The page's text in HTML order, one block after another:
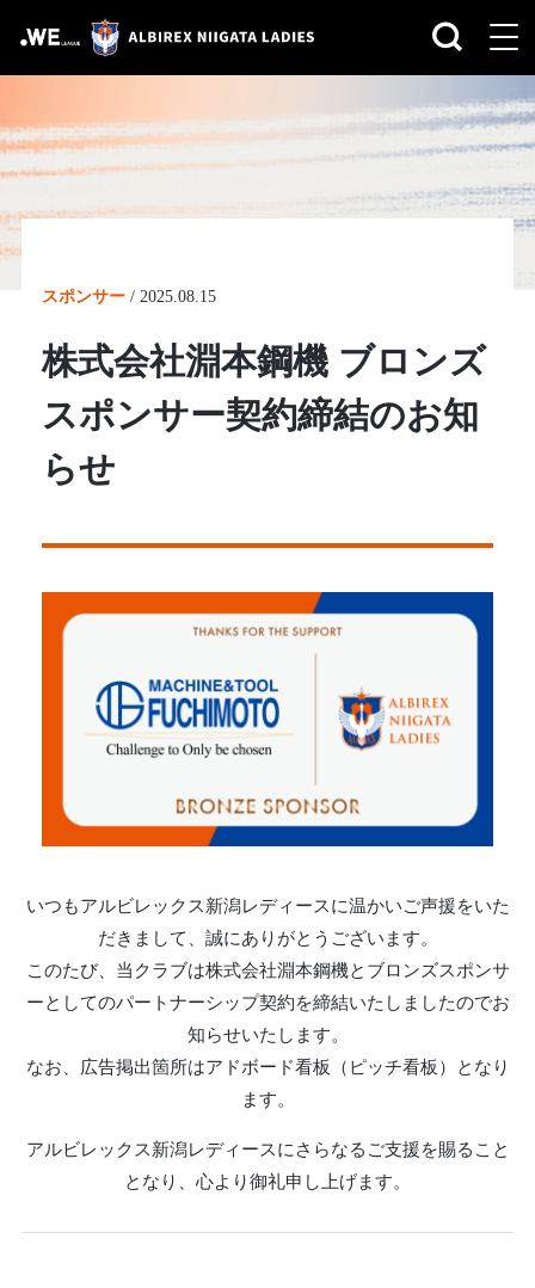
スポンサー / 2025.08.15
株式会社淵本鋼機 ブロンズ
スポンサー契約締結のお知
らせ
いつもアルビレックス新潟レディースに温かいご声援をいた
だきまして、誠にありがとうございます。
このたび、当クラブは株式会社淵本鋼機とブロンズスポンサ
ーとしてのパートナーシップ契約を締結いたしましたのでお
知らせいたします。
なお、広告掲出箇所はアドボード看板（ピッチ看板）となり
ます。
アルビレックス新潟レディースにさらなるご支援を賜ること
となり、心より御礼申し上げます。